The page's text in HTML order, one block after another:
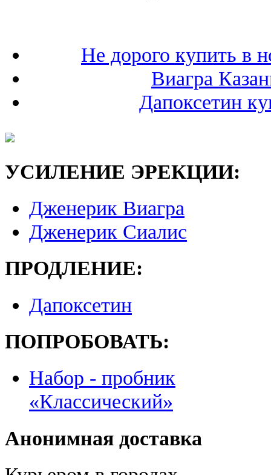
Не дорого купить в
Виагра
Дапоксетин
УСИЛЕНИЕ ЭРЕКЦИИ:
Дженерик Виагра
Дженерик Сиалис
ПРОДЛЕНИЕ:
Дапоксетин
ПОПРОБОВАТЬ:
Набор - пробник
«Классический»
Анонимная доставка